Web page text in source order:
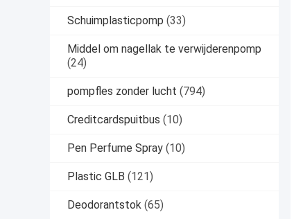
Schuimplasticpomp (33)
Middel om nagellak te verwijderenpomp
(24)
pompfles zonder lucht (794)
Creditcardspuitbus (10)
Pen Perfume Spray (10)
Plastic GLB (121)
Deodorantstok (65)